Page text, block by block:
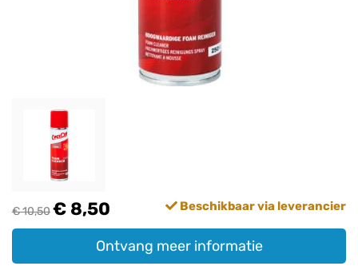
€ 10,50€ 8,50 Beschikbaar via leverancier
Ontvang meer informatie